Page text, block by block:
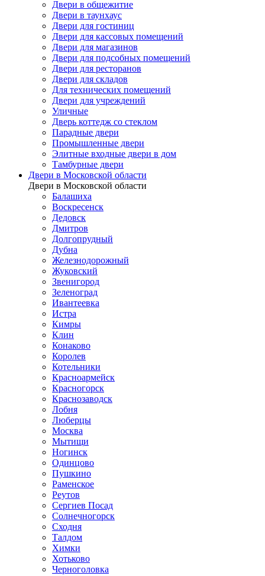
Двери в общежитие
Двери в таунхаус
Двери для гостиниц
Двери для кассовых помещений
Двери для магазинов
Двери для подсобных помещений
Двери для ресторанов
Двери для складов
Для технических помещений
Двери для учреждений
Уличные
Дверь коттедж со стеклом
Парадные двери
Промышленные двери
Элитные входные двери в дом
Тамбурные двери
Двери в Московской области
Двери в Московской области
Балашиха
Воскресенск
Дедовск
Дмитров
Долгопрудный
Дубна
Железнодорожный
Жуковский
Звенигород
Зеленоград
Ивантеевка
Истра
Кимры
Клин
Конаково
Королев
Котельники
Красноармейск
Красногорск
Краснозаводск
Лобня
Люберцы
Москва
Мытищи
Ногинск
Одинцово
Пушкино
Раменское
Реутов
Сергиев Посад
Солнечногорск
Сходня
Талдом
Химки
Хотьково
Черноголовка